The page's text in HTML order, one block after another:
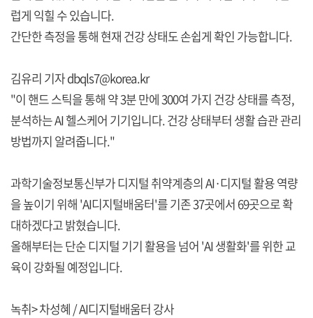
럽게 익힐 수 있습니다.
간단한 측정을 통해 현재 건강 상태도 손쉽게 확인 가능합니다.
김유리 기자 dbqls7@korea.kr
"이 핸드 스틱을 통해 약 3분 만에 300여 가지 건강 상태를 측정,
분석하는 AI 헬스케어 기기입니다. 건강 상태부터 생활 습관 관리
방법까지 알려줍니다."
과학기술정보통신부가 디지털 취약계층의 AI·디지털 활용 역량
을 높이기 위해 'AI디지털배움터'를 기존 37곳에서 69곳으로 확
대하겠다고 밝혔습니다.
올해부터는 단순 디지털 기기 활용을 넘어 'AI 생활화'를 위한 교
육이 강화될 예정입니다.
녹취> 차성혜 / AI디지털배움터 강사